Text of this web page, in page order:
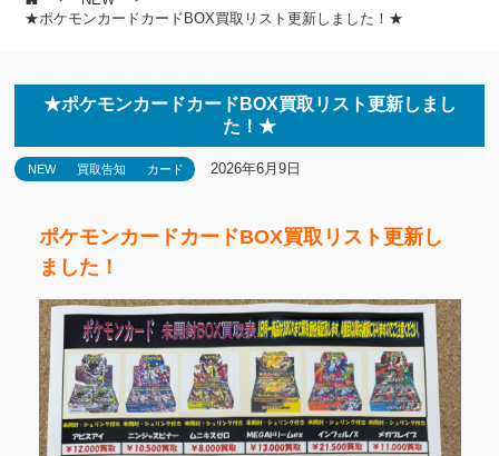
★ポケモンカードカードBOX買取リスト更新しました！★
★ポケモンカードカードBOX買取リスト更新しまし
た！★
NEW 買取告知 カード 2026年6月9日
ポケモンカードカードBOX買取リスト更新し
ました！